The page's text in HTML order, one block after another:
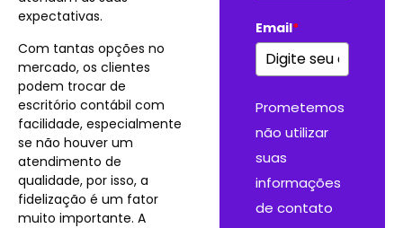
expectativas.
Com tantas opções no
mercado, os clientes
podem trocar de
escritório contábil com
facilidade, especialmente
se não houver um
atendimento de
qualidade, por isso, a
fidelização é um fator
muito importante. A
Email*
Prometemos
não utilizar
suas
informações
de contato